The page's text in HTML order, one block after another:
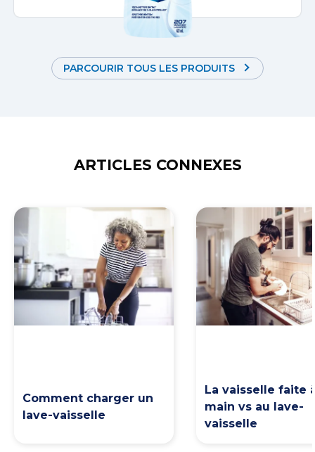
PARCOURIR TOUS LES PRODUITS
ARTICLES CONNEXES
Comment charger un
lave-vaisselle
La vaisselle faite
main vs au lave-
vaisselle